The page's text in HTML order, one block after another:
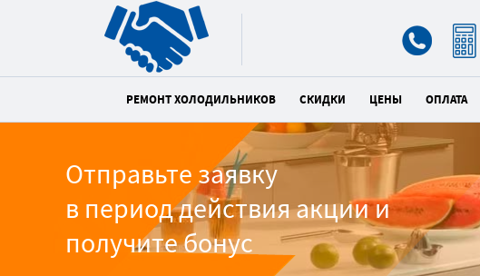
РЕМОНТ ХОЛОДИЛЬНИКОВ СКИДКИ ЦЕНЫ ОПЛАТА
Отправьте заявку
в период действия акции и
получите бонус